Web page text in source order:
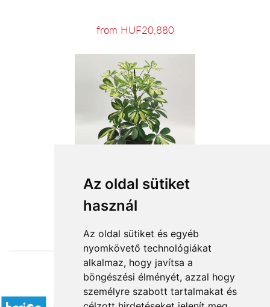
Az oldal sütiket
használ
Az oldal sütiket és egyéb
nyomkövető technológiákat
alkalmaz, hogy javítsa a
böngészési élményét, azzal hogy
személyre szabott tartalmakat és
from HUF20,880
from HUF11,280
Accepted payment methods